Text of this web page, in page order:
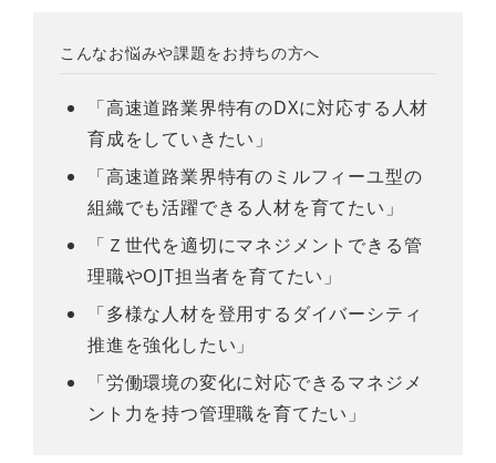
こんなお悩みや課題をお持ちの方へ
「高速道路業界特有のDXに対応する人材
育成をしていきたい」
「高速道路業界特有のミルフィーユ型の
組織でも活躍できる人材を育てたい」
「Ｚ世代を適切にマネジメントできる管
理職やOJT担当者を育てたい」
「多様な人材を登用するダイバーシティ
推進を強化したい」
「労働環境の変化に対応できるマネジメ
ント力を持つ管理職を育てたい」